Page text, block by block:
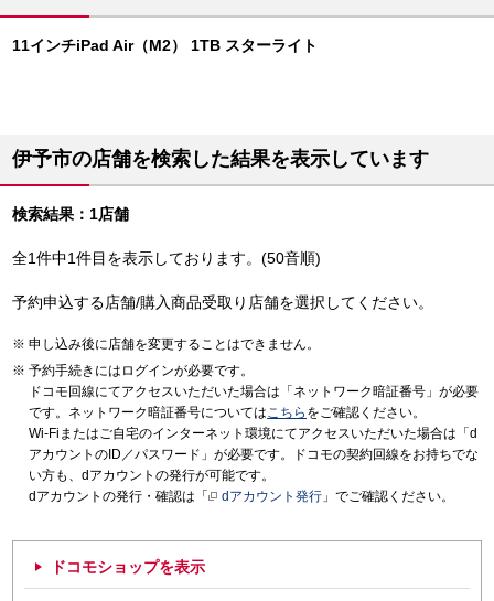
11インチiPad Air（M2） 1TB スターライト
伊予市の店舗を検索した結果を表示しています
検索結果：1店舗
全1件中1件目を表示しております。(50音順)
予約申込する店舗/購入商品受取り店舗を選択してください。
申し込み後に店舗を変更することはできません。
予約手続きにはログインが必要です。
ドコモ回線にてアクセスいただいた場合は「ネットワーク暗証番号」が必要
です。ネットワーク暗証番号についてはこちら をご確認ください。
Wi-Fiまたはご自宅のインターネット環境にてアクセスいただいた場合は「d
アカウントのID／パスワード」が必要です。ドコモの契約回線をお持ちでな
い方も、dアカウントの発行が可能です。
dアカウントの発行・確認は「
dアカウント発行 」でご確認ください。
ドコモショップを表示